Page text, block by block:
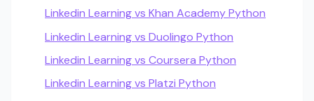
Linkedin Learning vs Khan Academy Python
Linkedin Learning vs Duolingo Python
Linkedin Learning vs Coursera Python
Linkedin Learning vs Platzi Python